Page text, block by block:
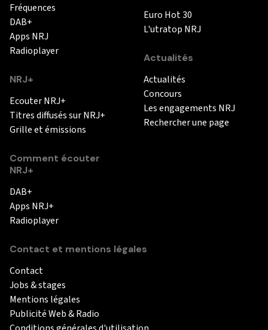
Fréquences
DAB+
Apps NRJ
Radioplayer
NRJ+
Ecouter NRJ+
Titres diffusés sur NRJ+
Grille et émissions
Comment écouter
NRJ+
DAB+
Apps NRJ+
Radioplayer
Euro Hot 30
L'utratop NRJ
Actualités
Actualités
Concours
Les engagements NRJ
Rechercher une page
Contact et mentions légales
Contact
Jobs & stages
Mentions légales
Publicité Web & Radio